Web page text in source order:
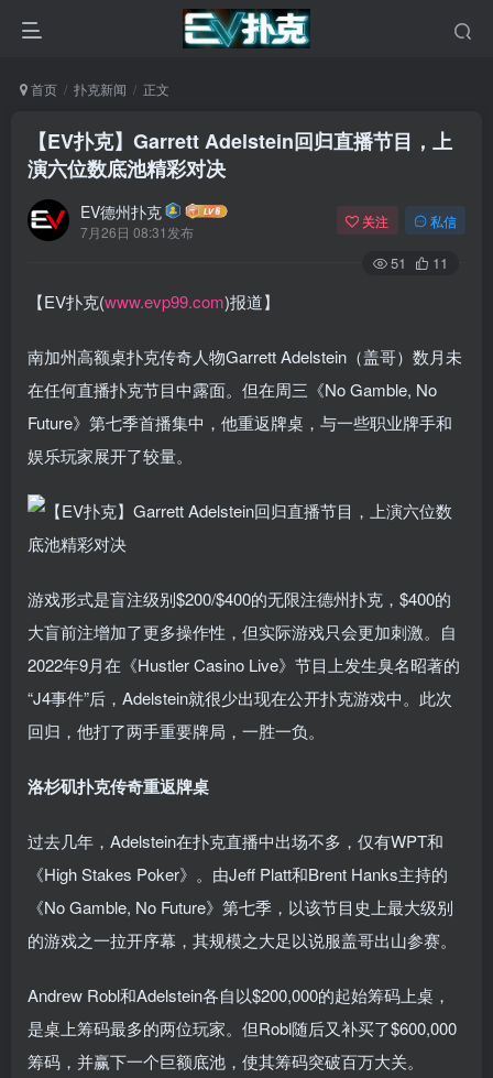
首页 扑克新闻 正文
【EV扑克】Garrett Adelstein回归直播节目，上
演六位数底池精彩对决
EV德州扑克
7月26日 08:31发布
关注 私信
51 11
【EV扑克(www.evp99.com)报道】
南加州高额桌扑克传奇人物Garrett Adelstein（盖哥）数月未
在任何直播扑克节目中露面。但在周三《No Gamble, No
Future》第七季首播集中，他重返牌桌，与一些职业牌手和
娱乐玩家展开了较量。
游戏形式是盲注级别$200/$400的无限注德州扑克，$400的
大盲前注增加了更多操作性，但实际游戏只会更加刺激。自
2022年9月在《Hustler Casino Live》节目上发生臭名昭著的
“J4事件”后，Adelstein就很少出现在公开扑克游戏中。此次
回归，他打了两手重要牌局，一胜一负。
洛杉矶扑克传奇重返牌桌
过去几年，Adelstein在扑克直播中出场不多，仅有WPT和
《High Stakes Poker》。由Jeff Platt和Brent Hanks主持的
《No Gamble, No Future》第七季，以该节目史上最大级别
的游戏之一拉开序幕，其规模之大足以说服盖哥出山参赛。
Andrew Robl和Adelstein各自以$200,000的起始筹码上桌，
是桌上筹码最多的两位玩家。但Robl随后又补买了$600,000
筹码，并赢下一个巨额底池，使其筹码突破百万大关。